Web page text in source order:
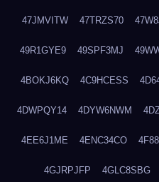
47JMVITW 47TRZS70
49R1GYE9 49SPF3MJ
4BOKJ6KQ 4C9HCESS
4DWPQY14 4DYW6NWM
4EE6J1ME 4ENC34CO
4GJRPJFP 4GLC8SBG